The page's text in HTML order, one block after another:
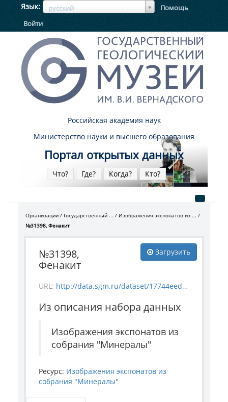
Язык русский
ЯзыкЯзык
Помощь
Войти
Российская академия наук
Министерство науки и высшего образования
Портал открытых данных
Что? Где? Когда? Кто?
Организации Государственный ...
Изображения экспонатов из ...
№31398, Фенакит
Загрузить
№31398,
Фенакит
URL: http://data.sgm.ru/dataset/17744eed-27fa-4a9a-bc72-4e657fa570af/resource/3a4392f9-87ab-41dc-8daa-d71d1efe90fe/download/mineral_31398.jpg
Из описания набора данных
Изображения экспонатов из
собрания "Минералы"
Ресурс: Изображения экспонатов из
собрания "Минералы"